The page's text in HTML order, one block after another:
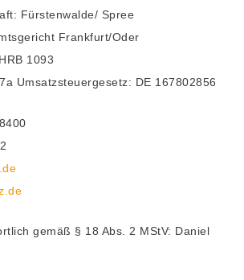
Fürstenwalde/ Spree
Frankfurt/Oder
1093
Umsatzsteuergesetz: DE 167802856
gemäß § 18 Abs. 2 MStV: Daniel